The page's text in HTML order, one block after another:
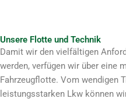
Unsere Flotte und Technik
Damit wir den vielfältigen
werden, verfügen wir über eine
Fahrzeugflotte. Vom wendigen
leistungsstarken Lkw können